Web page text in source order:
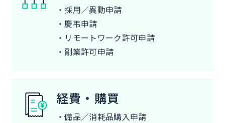
・採用／異動申請
・慶弔申請
・リモートワーク許可申請
・副業許可申請
経費・購買
・備品／消耗品購入申請